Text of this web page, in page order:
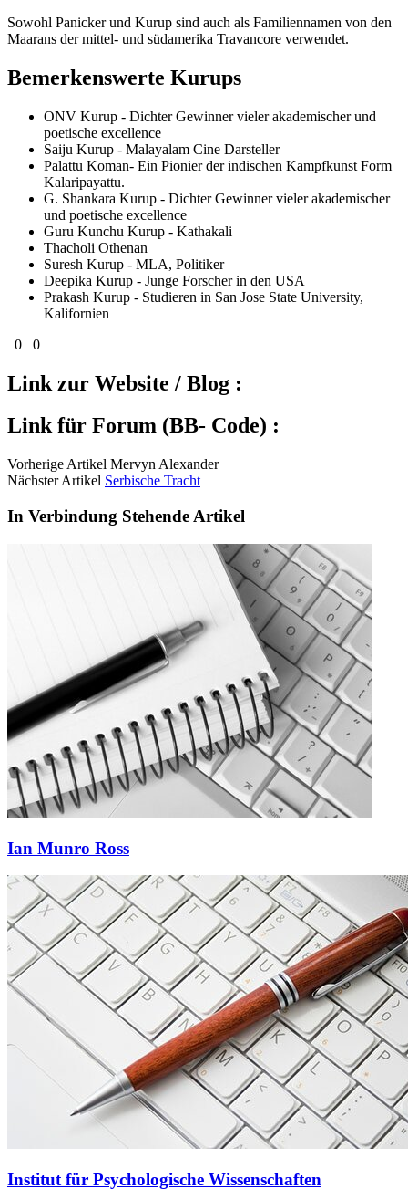
Sowohl Panicker und Kurup sind auch als Familiennamen von den
Maarans der mittel- und südamerika Travancore verwendet.
Bemerkenswerte Kurups
ONV Kurup - Dichter Gewinner vieler akademischer und
poetische excellence
Saiju Kurup - Malayalam Cine Darsteller
Palattu Koman- Ein Pionier der indischen Kampfkunst Form
Kalaripayattu.
G. Shankara Kurup - Dichter Gewinner vieler akademischer
und poetische excellence
Guru Kunchu Kurup - Kathakali
Thacholi Othenan
Suresh Kurup - MLA, Politiker
Deepika Kurup - Junge Forscher in den USA
Prakash Kurup - Studieren in San Jose State University,
Kalifornien
0
0
Link zur Website / Blog :
Link für Forum (BB- Code) :
Vorherige Artikel Mervyn Alexander
Nächster Artikel Serbische Tracht
In Verbindung Stehende Artikel
Ian Munro Ross
Institut für Psychologische Wissenschaften